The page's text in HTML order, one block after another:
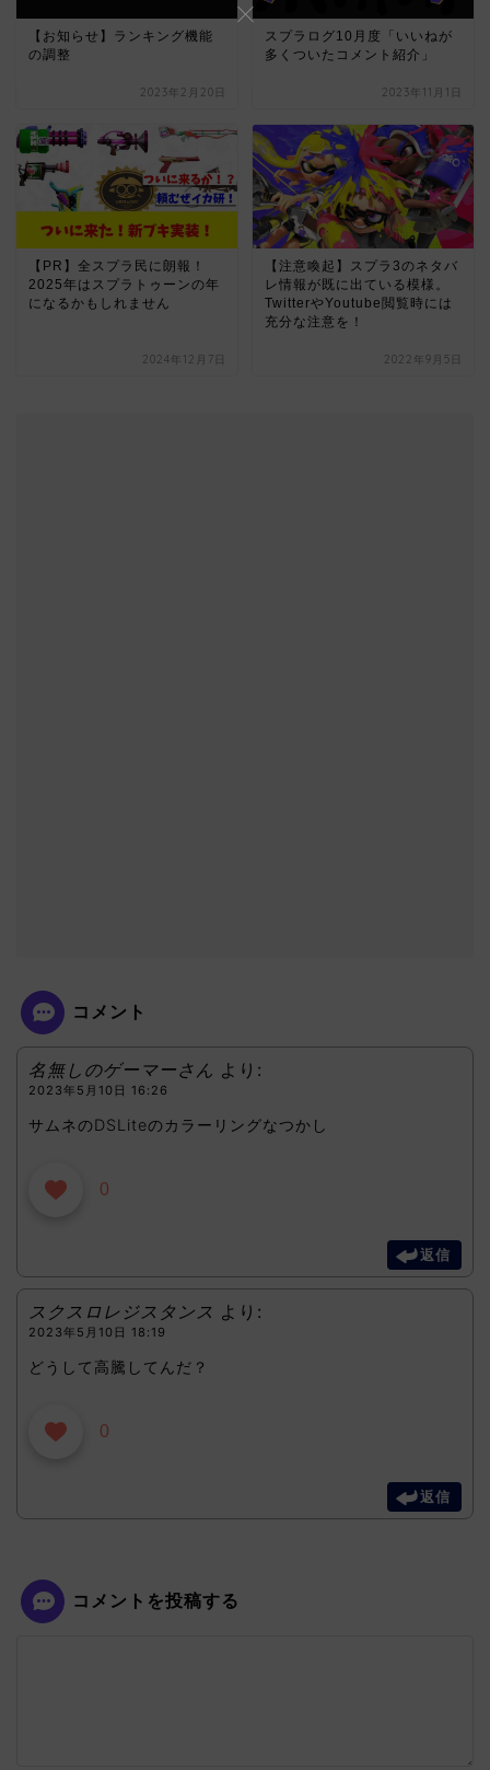
【お知らせ】ランキング機能
の調整
2023年2月20日
スプラログ10月度「いいねが
多くついたコメント紹介」
2023年11月1日
【PR】全スプラ民に朗報！
2025年はスプラトゥーンの年
になるかもしれません
2024年12月7日
【注意喚起】スプラ3のネタバ
レ情報が既に出ている模様。
TwitterやYoutube閲覧時には
充分な注意を！
2022年9月5日
コメント
名無しのゲーマーさん より:
2023年5月10日 16:26
サムネのDSLiteのカラーリングなつかし
0
返信
スクスロレジスタンス より:
2023年5月10日 18:19
どうして高騰してんだ？
0
返信
コメントを投稿する